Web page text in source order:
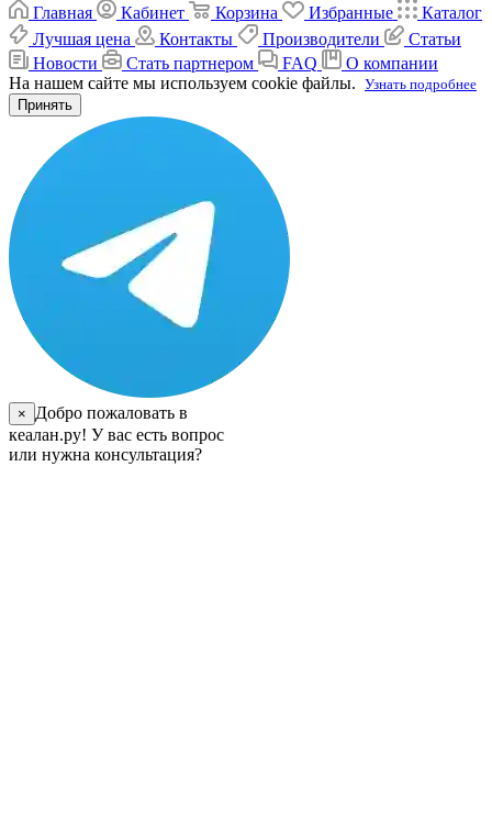
Главная
Кабинет Корзина Избранные
Каталог
Лучшая цена
Контакты Производители
Статьи
Новости
Стать партнером FAQ
О компании
На нашем сайте мы используем cookie файлы. Узнать подробнее
Принять
×
Добро пожаловать в
кеалан.ру! У вас есть вопрос
или нужна консультация?